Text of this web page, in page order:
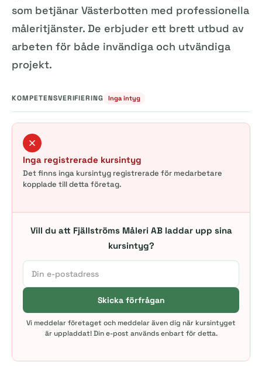
som betjänar Västerbotten med professionella
måleritjänster. De erbjuder ett brett utbud av
arbeten för både invändiga och utvändiga
projekt.
KOMPETENSVERIFIERING Inga intyg
Inga registrerade kursintyg
Det finns inga kursintyg registrerade för medarbetare
kopplade till detta företag.
Vill du att Fjällströms Måleri AB laddar upp sina
kursintyg?
Skicka förfrågan
Vi meddelar företaget och meddelar även dig när kursintyget
är uppladdat! Din e-post används enbart för detta.